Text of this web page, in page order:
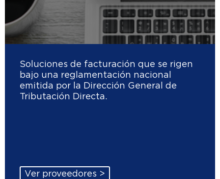
Soluciones de facturación que se rigen
bajo una reglamentación nacional
emitida por la Dirección General de
Tributación Directa.
Ver proveedores >